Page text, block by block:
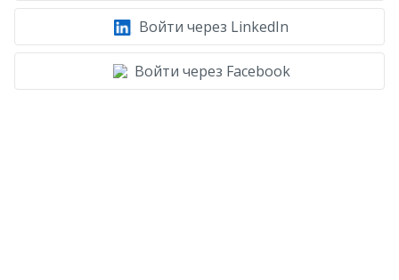
Войти через LinkedIn
Войти через Facebook